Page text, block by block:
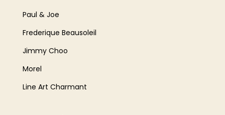
Paul & Joe
Frederique Beausoleil
Jimmy Choo
Morel
Line Art Charmant